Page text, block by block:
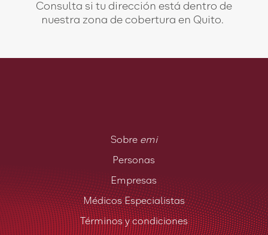
Consulta si tu dirección está dentro de
nuestra zona de cobertura en Quito.
Sobre emi
Personas
Empresas
Médicos Especialistas
Términos y condiciones